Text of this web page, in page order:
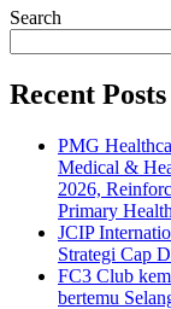
Search
Recent Posts
PMG
Medical &
2026,
Primary
JCIP
Strategi Cap
FC3 Club
bertemu